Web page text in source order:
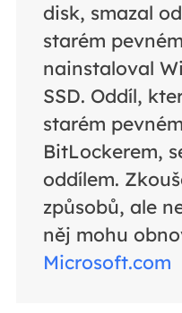
disk, smazal
starém
nainstaloval
SSD. Oddíl,
starém
BitLockerem,
oddílem.
způsobů, ale
něj mohu
Microsoft.com